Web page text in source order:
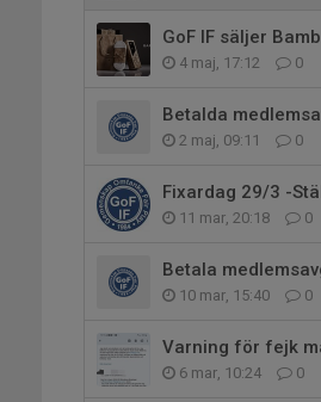
GoF IF säljer
4 maj, 17:12 0
Betalda
2 maj, 09:11 0
Fixardag 29/3 -
11 mar, 20:18 0
Betala
10 mar, 15:40 0
Varning för fejk
6 mar, 10:24 0